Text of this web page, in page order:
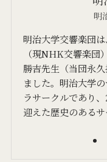
明
明治大学交響楽団
（現NHK交響楽団
勝吉先生（当団永
ました。明治大学
ラサークルであり
迎えた歴史のあるサ